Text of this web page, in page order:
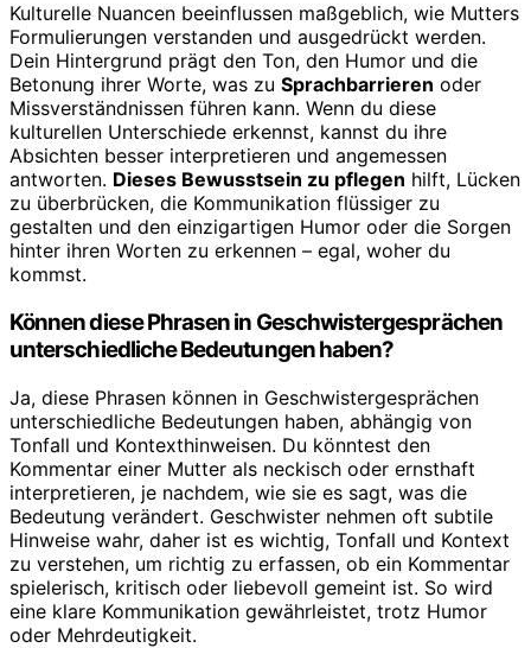
Kulturelle Nuancen beeinflussen maßgeblich, wie Mutters
Formulierungen verstanden und ausgedrückt werden.
Dein Hintergrund prägt den Ton, den Humor und die
Betonung ihrer Worte, was zu Sprachbarrieren oder
Missverständnissen führen kann. Wenn du diese
kulturellen Unterschiede erkennst, kannst du ihre
Absichten besser interpretieren und angemessen
antworten. Dieses Bewusstsein zu pflegen hilft, Lücken
zu überbrücken, die Kommunikation flüssiger zu
gestalten und den einzigartigen Humor oder die Sorgen
hinter ihren Worten zu erkennen – egal, woher du
kommst.
Können diese Phrasen in Geschwistergesprächen
unterschiedliche Bedeutungen haben?
Ja, diese Phrasen können in Geschwistergesprächen
unterschiedliche Bedeutungen haben, abhängig von
Tonfall und Kontexthinweisen. Du könntest den
Kommentar einer Mutter als neckisch oder ernsthaft
interpretieren, je nachdem, wie sie es sagt, was die
Bedeutung verändert. Geschwister nehmen oft subtile
Hinweise wahr, daher ist es wichtig, Tonfall und Kontext
zu verstehen, um richtig zu erfassen, ob ein Kommentar
spielerisch, kritisch oder liebevoll gemeint ist. So wird
eine klare Kommunikation gewährleistet, trotz Humor
oder Mehrdeutigkeit.